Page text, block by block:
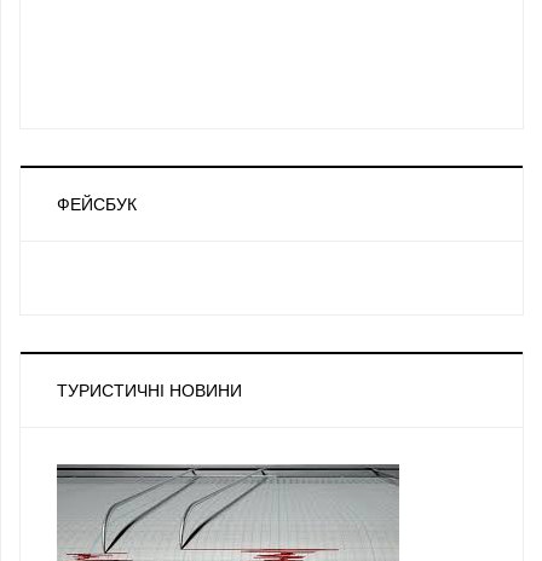
ФЕЙСБУК
ТУРИСТИЧНІ НОВИНИ